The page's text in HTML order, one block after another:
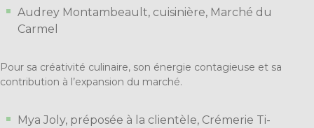
Audrey Montambeault, cuisinière, Marché du
Carmel
Pour sa créativité culinaire, son énergie contagieuse et sa
contribution à l’expansion du marché.
Mya Joly, préposée à la clientèle, Crémerie Ti-